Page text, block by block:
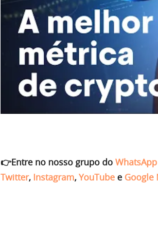
👉Entre no nosso grupo do WhatsApp
Twitter, Instagram, YouTube e Google